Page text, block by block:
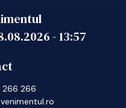
-13:57
266 266